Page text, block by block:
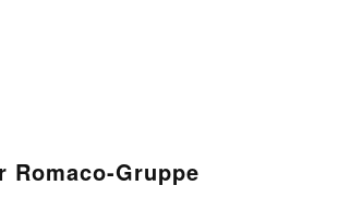
Romaco-Gruppe